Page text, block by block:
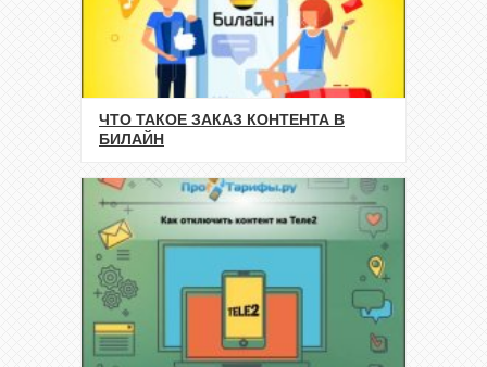
ЧТО ТАКОЕ ЗАКАЗ КОНТЕНТА В
БИЛАЙН